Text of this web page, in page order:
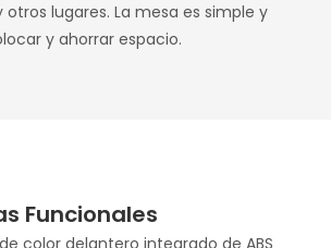
lugares. La mesa es simple y
y ahorrar espacio.
Funcionales